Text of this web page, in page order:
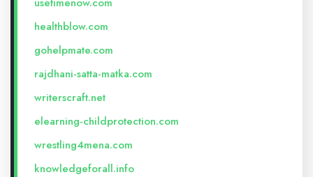
healthblow.com
gohelpmate.com
rajdhani-satta-matka.com
writerscraft.net
elearning-childprotection.com
wrestling4mena.com
knowledgeforall.info